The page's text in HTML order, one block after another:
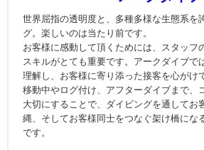
世界屈指の透明度と、多種多様な生態系を
グ。楽しいのは当たり前です。
お客様に感動して頂くためには、スタッフ
スキルがとても重要です。アークダイブで
理解し、お客様に寄り添った接客を心がけ
移動中やログ付け、アフターダイブまで、
大切にすることで、ダイビングを通してお
縄、そしてお客様同士をつなぐ架け橋にな
です。